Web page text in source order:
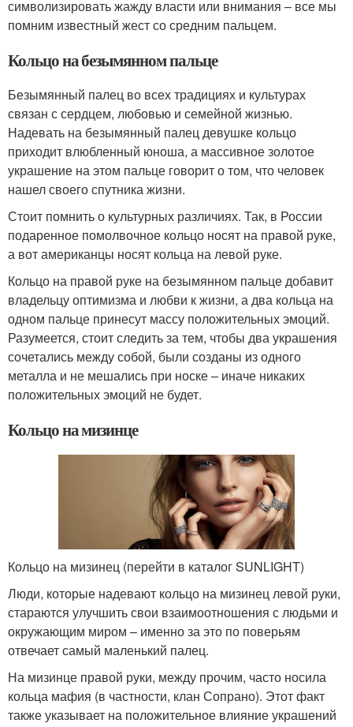
символизировать жажду власти или внимания – все мы
помним известный жест со средним пальцем.
Кольцо на безымянном пальце
Безымянный палец во всех традициях и культурах
связан с сердцем, любовью и семейной жизнью.
Надевать на безымянный палец девушке кольцо
приходит влюбленный юноша, а массивное золотое
украшение на этом пальце говорит о том, что человек
нашел своего спутника жизни.
Стоит помнить о культурных различиях. Так, в России
подаренное помолвочное кольцо носят на правой руке,
а вот американцы носят кольца на левой руке.
Кольцо на правой руке на безымянном пальце добавит
владельцу оптимизма и любви к жизни, а два кольца на
одном пальце принесут массу положительных эмоций.
Разумеется, стоит следить за тем, чтобы два украшения
сочетались между собой, были созданы из одного
металла и не мешались при носке – иначе никаких
положительных эмоций не будет.
Кольцо на мизинце
Кольцо на мизинец (перейти в каталог SUNLIGHT)
Люди, которые надевают кольцо на мизинец левой руки,
стараются улучшить свои взаимоотношения с людьми и
окружающим миром – именно за это по поверьям
отвечает самый маленький палец.
На мизинце правой руки, между прочим, часто носила
кольца мафия (в частности, клан Сопрано). Этот факт
также указывает на положительное влияние украшений